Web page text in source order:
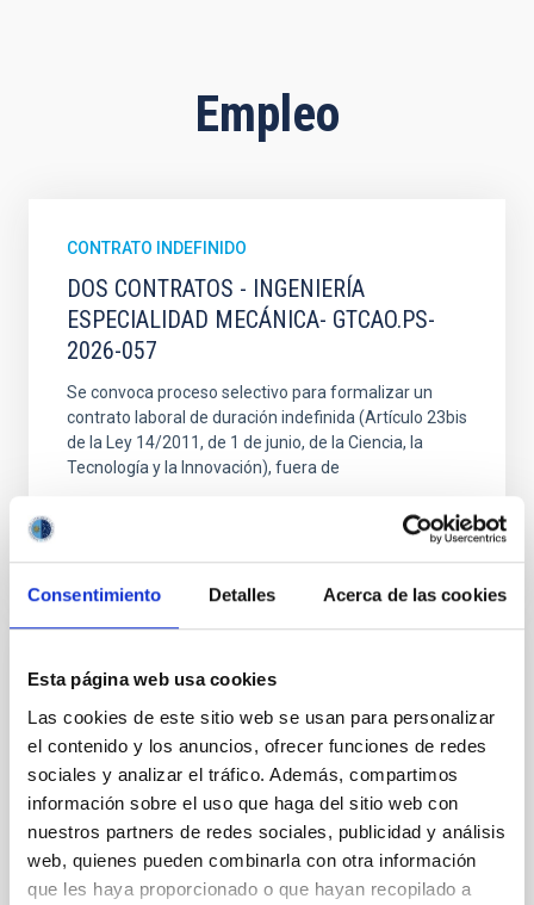
Consentimiento Detalles Acerca de las cookies
Esta página web usa cookies
Las cookies de este sitio web se usan para personalizar
el contenido y los anuncios, ofrecer funciones de redes
sociales y analizar el tráfico. Además, compartimos
información sobre el uso que haga del sitio web con
nuestros partners de redes sociales, publicidad y análisis
web, quienes pueden combinarla con otra información
que les haya proporcionado o que hayan recopilado a
Empleo
CONTRATO INDEFINIDO
DOS CONTRATOS - INGENIERÍA
ESPECIALIDAD MECÁNICA- GTCAO.PS-
2026-057
Se convoca proceso selectivo para formalizar un
contrato laboral de duración indefinida (Artículo 23bis
de la Ley 14/2011, de 1 de junio, de la Ciencia, la
Tecnología y la Innovación), fuera de
FIJO TURNO LIBRE
UN CONTRATO - TÉCNICO/A DE TALLER -
ESPECIALIDAD MECÁNICA- FIJO
LABORAL - PS-2026-032
Se convoca proceso selectivo para el ingreso, como
personal laboral fijo, de un puesto de trabajo con la
categoría profesional de Técnico/a de Taller, acogido
al Convenio y que tendrá, entre otras